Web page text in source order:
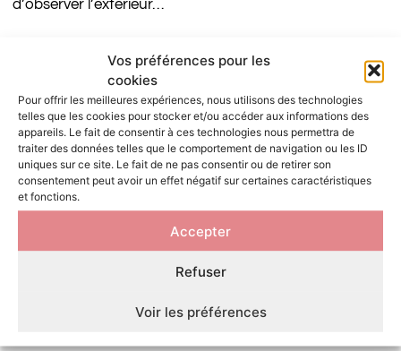
Vos préférences pour les
cookies
Pour offrir les meilleures expériences, nous utilisons des technologies
telles que les cookies pour stocker et/ou accéder aux informations des
appareils. Le fait de consentir à ces technologies nous permettra de
traiter des données telles que le comportement de navigation ou les ID
uniques sur ce site. Le fait de ne pas consentir ou de retirer son
consentement peut avoir un effet négatif sur certaines caractéristiques
et fonctions.
Accepter
Refuser
Voir les préférences
d’observer l’extérieur…
VOUS AIMEREZ PEUT-ÊTRE AUSSI…
Jouet interactif